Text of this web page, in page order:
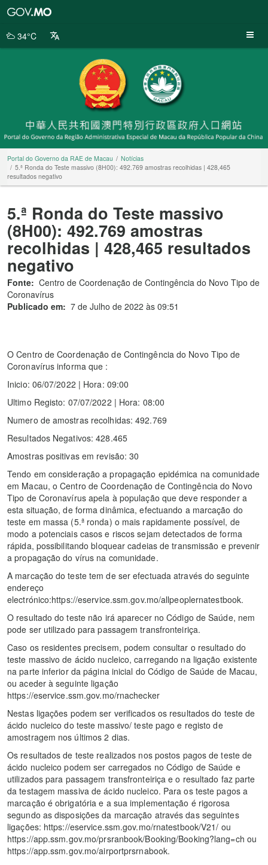
da
34°C
Portal do Governo da RAE de Macau
Notícias
5.ª Ronda do Teste massivo (8H00): 492.769 amostras recolhidas | 428,465
resultados negativo
5.ª Ronda do Teste massivo
(8H00): 492.769 amostras
recolhidas | 428,465 resultados
negativo
Fonte: Centro de Coordenação de Contingência do Novo Tipo de
Coronavírus
Publicado em: 7 de Julho de 2022 às 09:51
O Centro de Coordenação de Contingência do Novo Tipo de
Coronavírus informa que :
Inicio: 06/07/2022 | Hora: 09:00
Ultimo Registo: 07/07/2022 | Hora: 08:00
Numero de amostras recolhidas: 492.769
Resultados Negativos: 428.465
Amostras positivas em revisão: 30
Tendo em consideração a propagação epidémica na comunidade
em Macau, o Centro de Coordenação de Contingência do Novo
Tipo de Coronavírus apela à população que deve responder a
esta situação, de forma dinâmica, efectuando a marcação do
teste em massa (5.ª ronda) o mais rapidamente possível, de
modo a potenciais casos e riscos sejam detectados de forma
rápida, possibilitando bloquear cadeias de transmissão e prevenir
a propagação do vírus na comunidade.
A marcação do teste tem de ser efectuada através do seguinte
endereço
electrónico:https://eservice.ssm.gov.mo/allpeoplernatestbook.
O resultado do teste não irá aparecer no Código de Saúde, nem
pode ser utilizado para passagem transfronteiriça.
Caso os residentes precisem, podem consultar o resultado do
teste massivo de ácido nucleico, carregando na ligação existente
na parte inferior da página inicial do Código de Saúde de Macau,
ou aceder à seguinte ligação
https://eservice.ssm.gov.mo/rnachecker
Nestas ligações podem ser verificados os resultados do teste de
ácido nucleico do teste massivo/ teste pago e registo de
amostragem nos últimos 2 dias.
Os resultados de teste realizados nos postos pagos de teste de
ácido nucleico podem ser carregados no Código de Saúde e
utilizados para passagem transfronteiriça e o resultado faz parte
da testagem massiva de ácido nucleico. Para os teste pagos a
marcação é obrigatória e a sua implementação é rigorosa
segundo as disposições da marcação através das seguintes
ligações: https://eservice.ssm.gov.mo/rnatestbook/V21/ ou
https://app.ssm.gov.mo/prsranbook/Booking/Booking?lang=ch ou
https://app.ssm.gov.mo/airportprsrnabook.